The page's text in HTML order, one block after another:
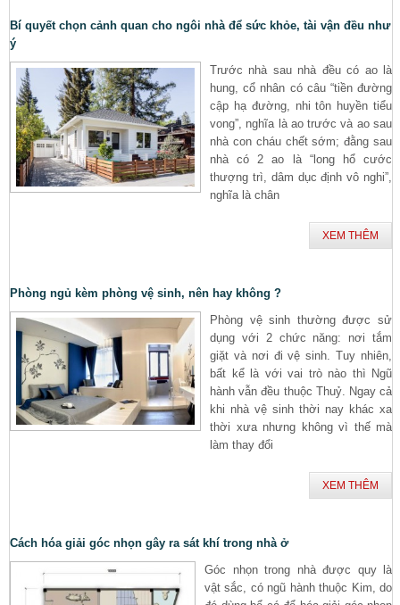
Bí quyết chọn cảnh quan cho ngôi nhà để sức khỏe, tài vận đều như
ý
Trước nhà sau nhà đều có ao là
hung, cổ nhân có câu “tiền đường
cập hạ đường, nhi tôn huyền tiểu
vong”, nghĩa là ao trước và ao sau
nhà con cháu chết sớm; đằng sau
nhà có 2 ao là “long hổ cước
thượng trì, dâm dục định vô nghi”,
nghĩa là chân
XEM THÊM
Phòng ngủ kèm phòng vệ sinh, nên hay không ?
Phòng vệ sinh thường được sử
dụng với 2 chức năng: nơi tắm
giặt và nơi đi vệ sinh. Tuy nhiên,
bất kể là với vai trò nào thì Ngũ
hành vẫn đều thuộc Thuỷ. Ngay cả
khi nhà vệ sinh thời nay khác xa
thời xưa nhưng không vì thế mà
làm thay đổi
XEM THÊM
Cách hóa giải góc nhọn gây ra sát khí trong nhà ở
Góc nhọn trong nhà được quy là
vật sắc, có ngũ hành thuộc Kim, do